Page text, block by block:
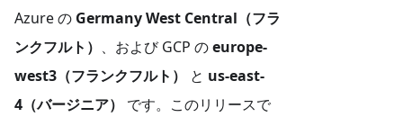
Azure の Germany West Central（フラ
ンクフルト） 、および GCP のeurope-
west3（フランクフルト）
と us-east-
4（バージニア）
です。このリリースで